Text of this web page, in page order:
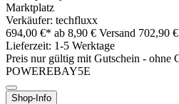
Marktplatz
Verkäufer: techfluxx
694,00 €* ab 8,90 € Versand 702,90
Lieferzeit: 1-5 Werktage
Preis nur gültig mit Gutschein - ohne
POWEREBAY5E
Shop-Info